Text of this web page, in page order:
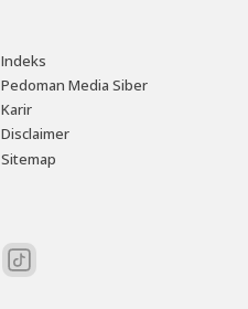
Indeks
Pedoman Media Siber
Karir
Disclaimer
Sitemap